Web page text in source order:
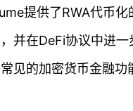
提供了RWA代币化
并在DeFi协议中进
见的加密货币金融功